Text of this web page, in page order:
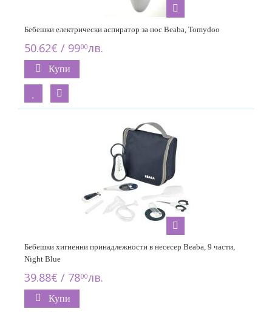
Бебешки електрически аспиратор за нос Beaba, Tomydoo
50.62€ / 9900лв.
Купи
Бебешки хигиенни принадлежности в несесер Beaba, 9 части,
Night Blue
39.88€ / 7800лв.
Купи